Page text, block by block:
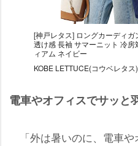
[神戸レタス] ロングカーディガ
透け感 長袖 サマーニット 冷
ィアム ネイビー
KOBE LETTUCE(コウベレタス)
電車やオフィスでサッと
「外は暑いのに、電車や